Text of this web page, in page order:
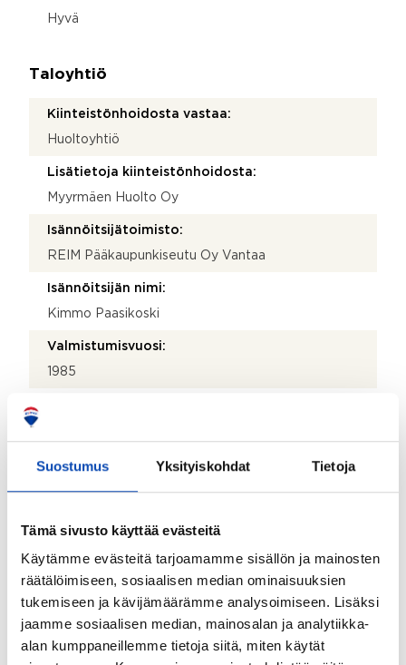
Suostumus Yksityiskohdat Tietoja
Tämä sivusto käyttää evästeitä
Käytämme evästeitä tarjoamamme sisällön ja mainosten
räätälöimiseen, sosiaalisen median ominaisuuksien
tukemiseen ja kävijämäärämme analysoimiseen. Lisäksi
jaamme sosiaalisen median, mainosalan ja analytiikka-
alan kumppaneillemme tietoja siitä, miten käytät
Hyvä
Taloyhtiö
Kiinteistönhoidosta vastaa:
Huoltoyhtiö
Lisätietoja kiinteistönhoidosta:
Myyrmäen Huolto Oy
Isännöitsijätoimisto:
REIM Pääkaupunkiseutu Oy Vantaa
Isännöitsijän nimi:
Kimmo Paasikoski
Valmistumisvuosi:
1985
Rakennus- ja pintamateriaalit:
Katemateriaali:
Huopa
Kaukolämpö